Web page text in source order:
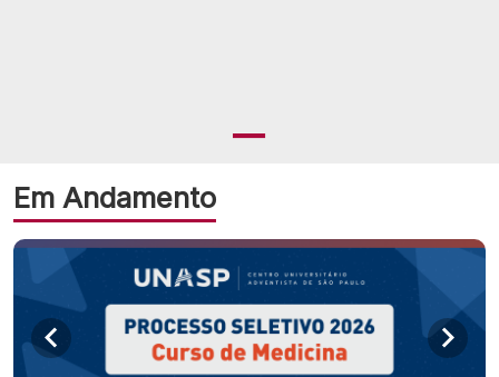
Em Andamento